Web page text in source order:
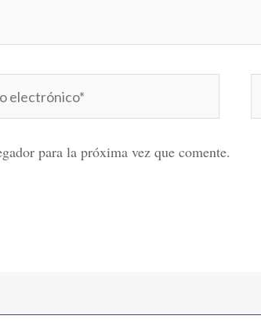
para la próxima vez que comente.